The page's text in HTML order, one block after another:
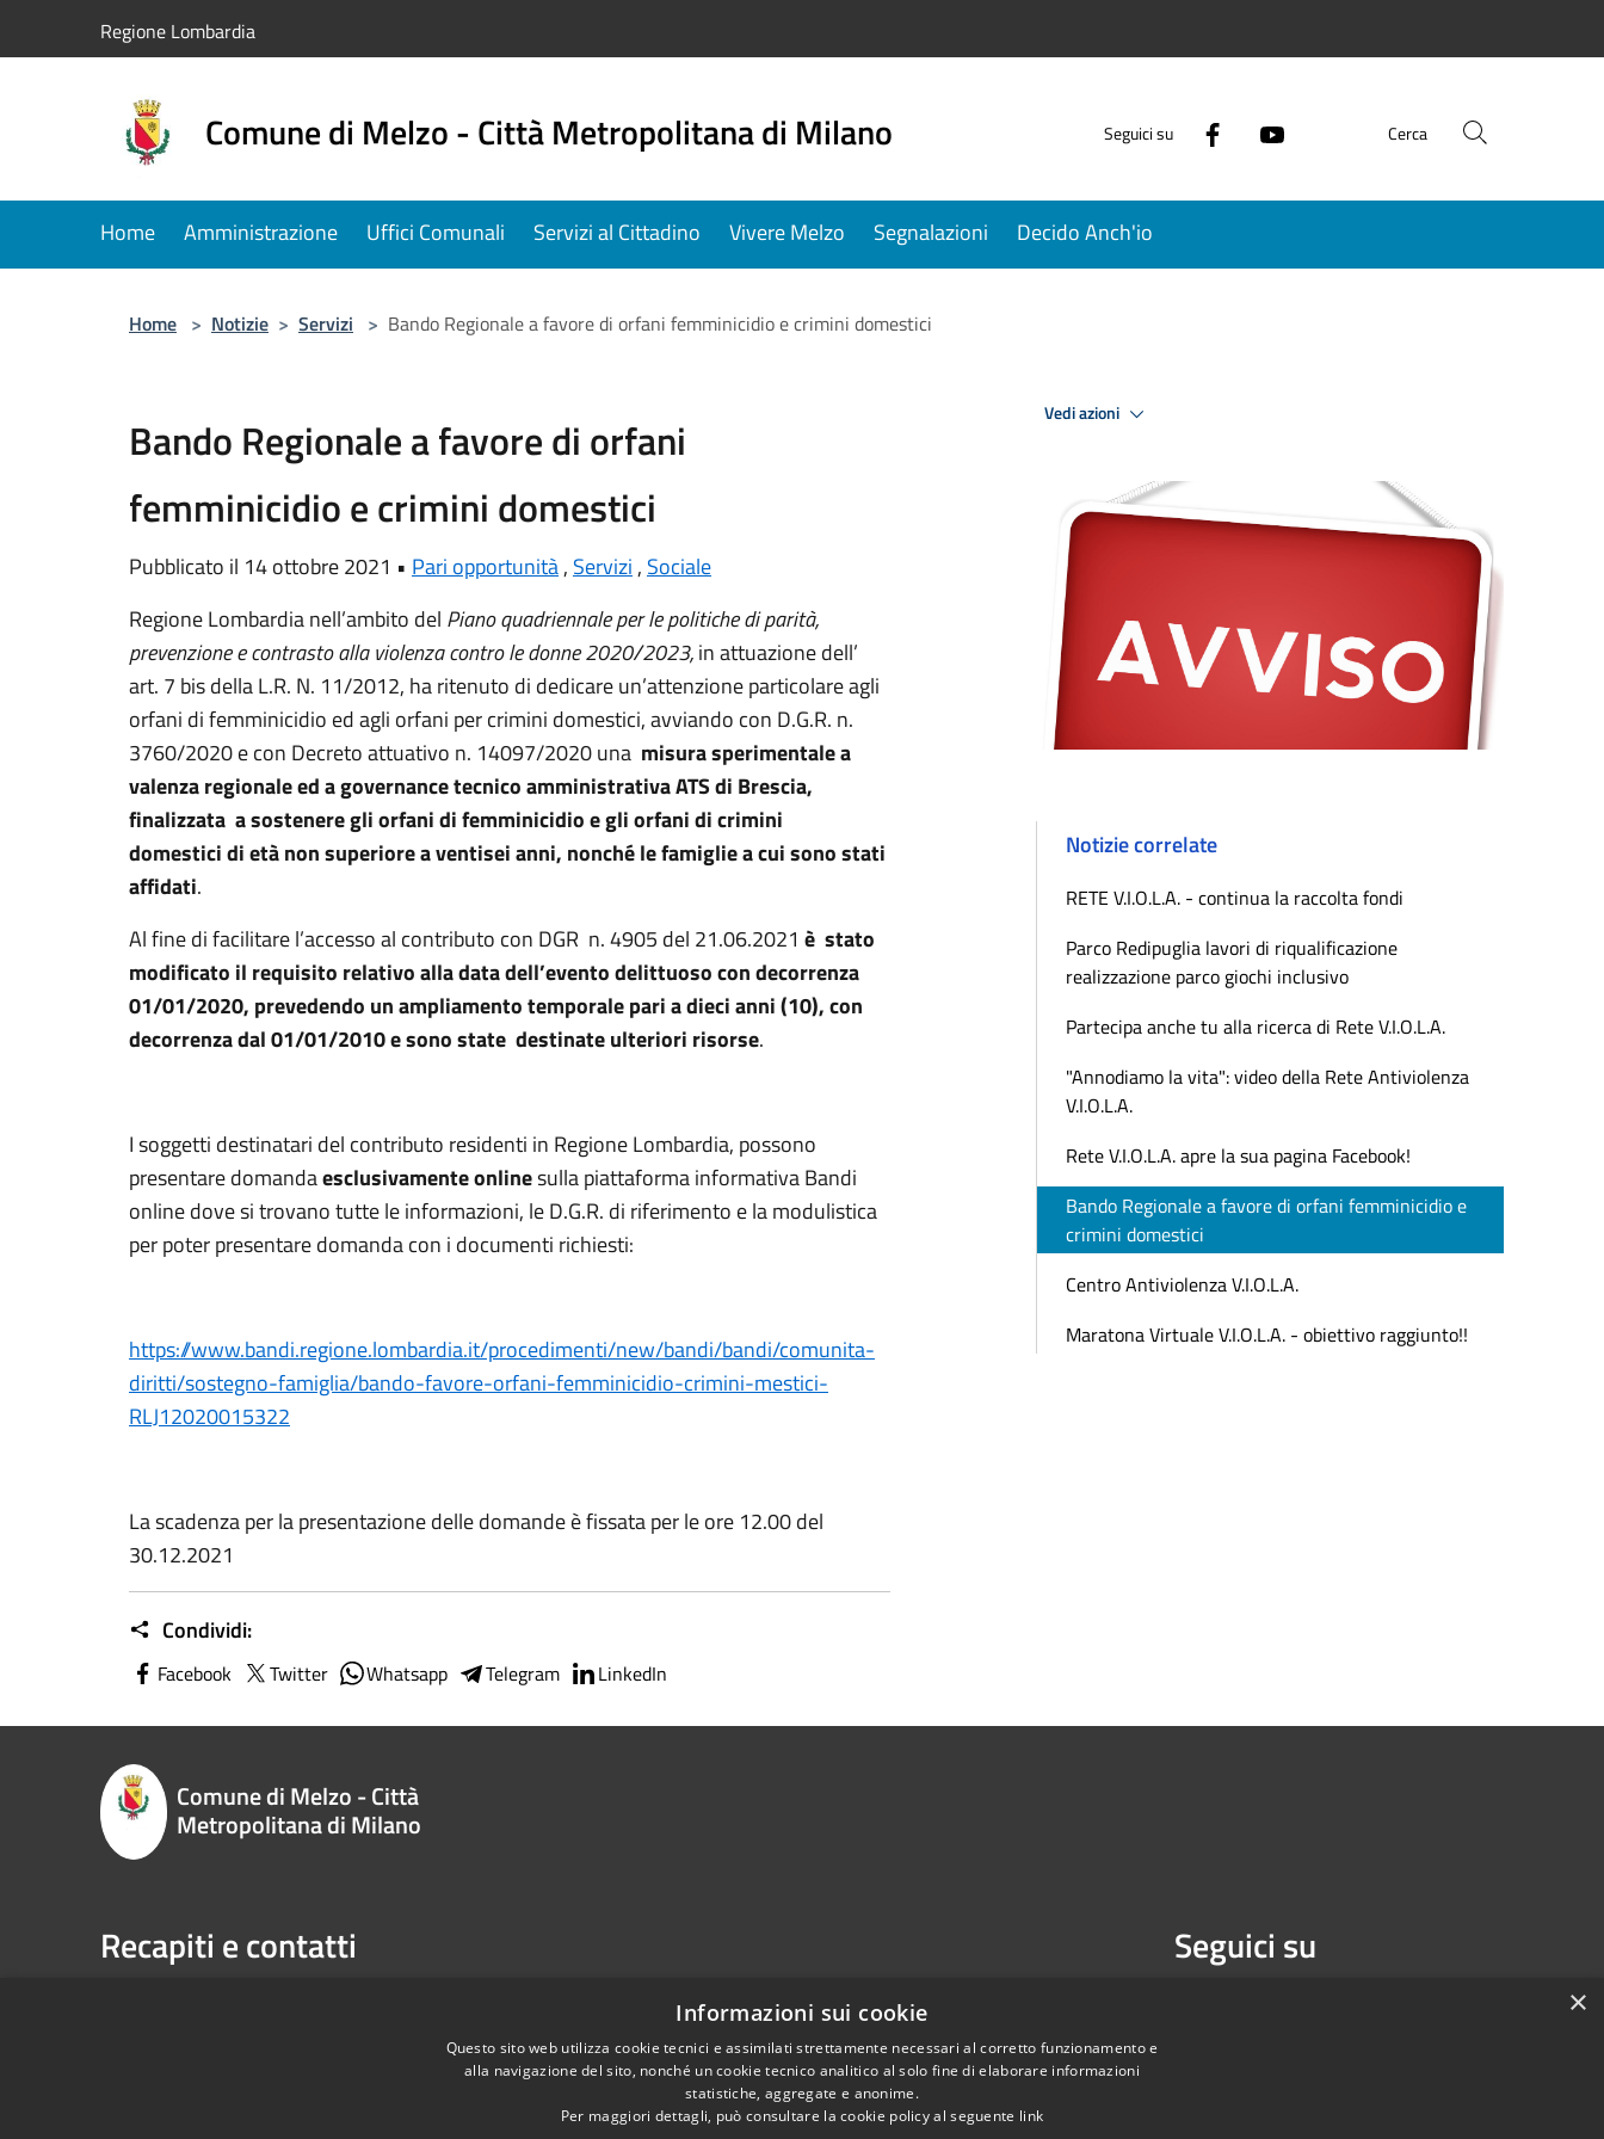
Regione Lombardia
Comune di Melzo - Città Metropolitana di Milano Seguici su Cerca
Home Amministrazione Uffici Comunali Servizi al Cittadino Vivere Melzo Segnalazioni Decido Anch'io
Home > Notizie > Servizi > Bando Regionale a favore di orfani femminicidio e crimini domestici
Bando Regionale a favore di orfani
femminicidio e crimini domestici
Pubblicato il 14 ottobre 2021 • Pari opportunità, Servizi , Sociale
Regione Lombardia nell’ambito del Piano quadriennale per le politiche di parità,
prevenzione e contrasto alla violenza contro le donne 2020/2023,in attuazione dell’
art. 7 bis della L.R. N. 11/2012, ha ritenuto di dedicare un’attenzione particolare agli
orfani di femminicidio ed agli orfani per crimini domestici, avviando con D.G.R. n.
3760/2020 e con Decreto attuativo n. 14097/2020 una misura sperimentale a
valenza regionale ed a governance tecnico amministrativa ATS di Brescia,
finalizzata a sostenere gli orfani di femminicidio e gli orfani di crimini
domesticidi età non superiore a ventisei anni, nonché le famiglie a cui sono stati
affidati.
Al fine di facilitare l’accesso al contributo con DGR n. 4905 del 21.06.2021 è stato
modificato il requisito relativo alla data dell’evento delittuoso con decorrenza
01/01/2020, prevedendo un ampliamento temporale pari a dieci anni (10), con
decorrenza dal 01/01/2010 e sono state destinate ulteriori risorse.
I soggetti destinatari del contributo residenti in Regione Lombardia, possono
presentare domandaesclusivamente onlinesulla piattaforma informativa Bandi
online dove si trovano tutte le informazioni, le D.G.R. di riferimento e la modulistica
per poter presentare domanda con i documenti richiesti:
https://www.bandi.regione.lombardia.it/procedimenti/new/bandi/bandi/comunita-
diritti/sostegno-famiglia/bando-favore-orfani-femminicidio-crimini-mestici-
RLJ12020015322
La scadenza per la presentazione delle domande è fissata per le ore 12.00 del
30.12.2021
Condividi:
Facebook Twitter Whatsapp Telegram LinkedIn
Vedi azioni
Notizie correlate
RETE V.I.O.L.A. - continua la raccolta fondi
Parco Redipuglia lavori di riqualificazione
realizzazione parco giochi inclusivo
Partecipa anche tu alla ricerca di Rete V.I.O.L.A.
"Annodiamo la vita": video della Rete Antiviolenza
V.I.O.L.A.
Rete V.I.O.L.A. apre la sua pagina Facebook!
Bando Regionale a favore di orfani femminicidio e
crimini domestici
Centro Antiviolenza V.I.O.L.A.
Maratona Virtuale V.I.O.L.A. - obiettivo raggiunto!!
Comune di Melzo - Città
Metropolitana di Milano
Recapiti e contatti
spaziocitta@comune.melzo.mi.it
Pec:comunemelzo@pec.it
Seguici su
×
Informazioni sui cookie
Questo sito web utilizza cookie tecnici e assimilati strettamente necessari al corretto funzionamento e
alla navigazione del sito, nonché un cookie tecnico analitico al solo fine di elaborare informazioni
statistiche, aggregate e anonime.
Per maggiori dettagli, può consultare la cookie policy al seguente link